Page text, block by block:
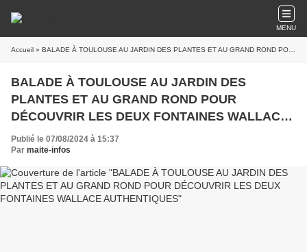
MENU
Accueil » BALADE À TOULOUSE AU JARDIN DES PLANTES ET AU GRAND ROND POUR DÉCOUVRIR LES DEUX FONTAINES WALLACE AUTHENTIQUES
BALADE À TOULOUSE AU JARDIN DES
PLANTES ET AU GRAND ROND POUR
DÉCOUVRIR LES DEUX FONTAINES WALLACE
AUTHENTIQUES
Publié le 07/08/2024 à 15:37
Par maite-infos